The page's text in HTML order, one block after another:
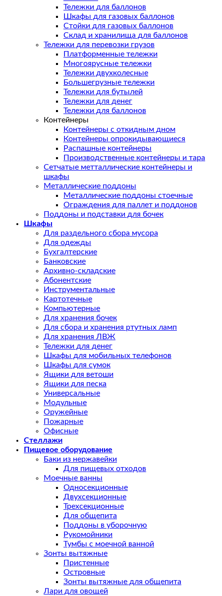
Тележки для баллонов
Шкафы для газовых баллонов
Стойки для газовых баллонов
Склад и хранилища для баллонов
Тележки для перевозки грузов
Платформенные тележки
Многоярусные тележки
Тележки двухколесные
Большегрузные тележки
Тележки для бутылей
Тележки для денег
Тележки для баллонов
Контейнеры
Контейнеры с откидным дном
Контейнеры опрокидывающиеся
Распашные контейнеры
Производственные контейнеры и тара
Сетчатые метталлические контейнеры и
шкафы
Металлические поддоны
Металлические поддоны стоечные
Ограждения для паллет и поддонов
Поддоны и подставки для бочек
Шкафы
Для раздельного сбора мусора
Для одежды
Бухгалтерские
Банковские
Архивно-складские
Абонентские
Инструментальные
Картотечные
Компьютерные
Для хранения бочек
Для сбора и хранения ртутных ламп
Для хранения ЛВЖ
Тележки для денег
Шкафы для мобильных телефонов
Шкафы для сумок
Ящики для ветоши
Ящики для песка
Универсальные
Модульные
Оружейные
Пожарные
Офисные
Стеллажи
Пищевое оборудование
Баки из нержавейки
Для пищевых отходов
Моечные ванны
Односекционные
Двухсекционные
Трехсекционные
Для общепита
Поддоны в уборочную
Рукомойники
Тумбы с моечной ванной
Зонты вытяжные
Пристенные
Островные
Зонты вытяжные для общепита
Лари для овощей